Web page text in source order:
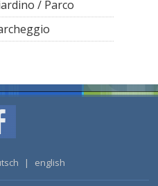
/ Parco
| english